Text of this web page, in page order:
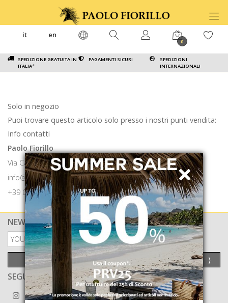
SPEDIZIONE GRATUITA IN
ITALIA*
PAGAMENTI SICURI
SPEDIZIONI
INTERNAZIONALI
it en
0
Solo in negozio
Puoi trovare questo articolo solo presso i nostri punti vendita:
Info contatti
Paolo Fiorillo
Via Calabritto 9 80121 Napoli
info@paolofiorillo.com
+39 081 1857 6024
NEWSLETTER
PRIVACY POLICY
INVIA ⟩
SEGUICI ANCHE SU